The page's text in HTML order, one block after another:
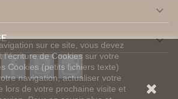
sur ce site, vous devez
l'écriture de Cookies sur votre
Cookies (petits fichiers texte)
navigation, actualiser votre
lors de votre prochaine visite et


FacebookYouTubeInstagram